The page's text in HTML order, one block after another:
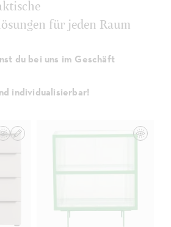
für jeden Raum
du bei uns im Geschäft
individualisierbar!